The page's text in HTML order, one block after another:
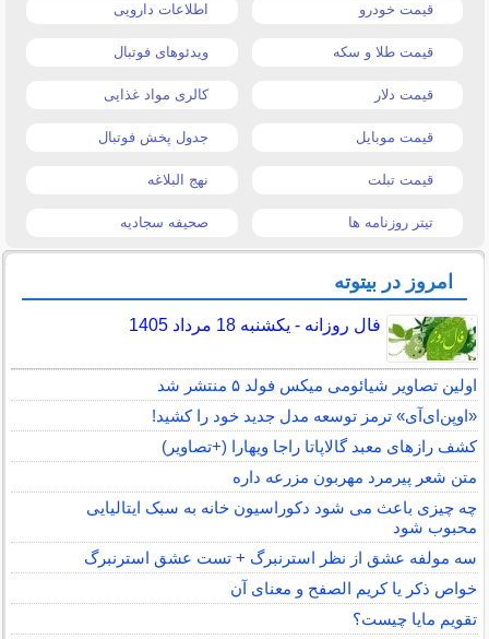
قیمت خودرو اطلاعات دارویی
قیمت طلا و سکه ویدئوهای فوتبال
قیمت دلار کالری مواد غذایی
قیمت موبایل جدول پخش فوتبال
قیمت تبلت نهج البلاغه
تیتر روزنامه ها صحیفه سجادیه
امروز در بیتوته
فال روزانه - یکشنبه 18 مرداد 1405
اولین تصاویر شیائومی میکس فولد ۵ منتشر شد
«اوپن‌ای‌آی» ترمز توسعه مدل جدید خود را کشید!
کشف رازهای معبد گالاپاتا راجا ویهارا (+تصاویر)
متن شعر پیرمرد مهربون مزرعه داره
چه چیزی باعث می شود دکوراسیون خانه به سبک ایتالیایی
محبوب شود
سه مولفه عشق از نظر استرنبرگ + تست عشق استرنبرگ
خواص ذکر یا کریم الصفح و معنای آن
تقویم مایا چیست؟